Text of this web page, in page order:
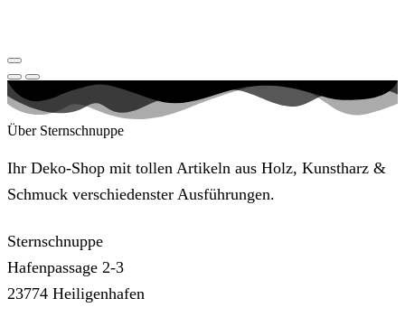
Über Sternschnuppe
Ihr Deko-Shop mit tollen Artikeln aus Holz, Kunstharz &
Schmuck verschiedenster Ausführungen.
Sternschnuppe
Hafenpassage 2-3
23774 Heiligenhafen